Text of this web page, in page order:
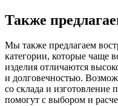
Также
Мы также предлагаем
категории, которые чаще
изделия отличаются
и долговечностью.
со склада и изготовление
помогут с выбором и